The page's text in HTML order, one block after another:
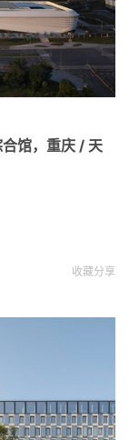
馆，重庆 / 天
收藏分享